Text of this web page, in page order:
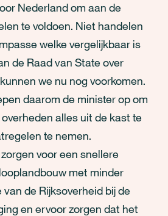
Nederland om aan de
te voldoen. Niet handelen
welke vergelijkbaar is
de Raad van State over
we nu nog voorkomen.
daarom de minister op om
alles uit de kast te
te nemen.
voor een snellere
met minder
de Rijksoverheid bij de
en ervoor zorgen dat het